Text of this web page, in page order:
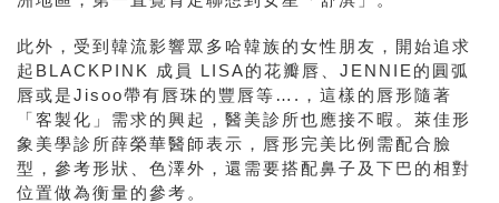
此外，受到韓流影響眾多哈韓族的女性朋友，開始追求
起BLACKPINK 成員 LISA的花瓣唇、JENNIE的圓弧
唇或是Jisoo帶有唇珠的豐唇等….，這樣的唇形隨著
「客製化」需求的興起，醫美診所也應接不暇。萊佳形
象美學診所薛榮華醫師表示，唇形完美比例需配合臉
型，參考形狀、色澤外，還需要搭配鼻子及下巴的相對
位置做為衡量的參考。